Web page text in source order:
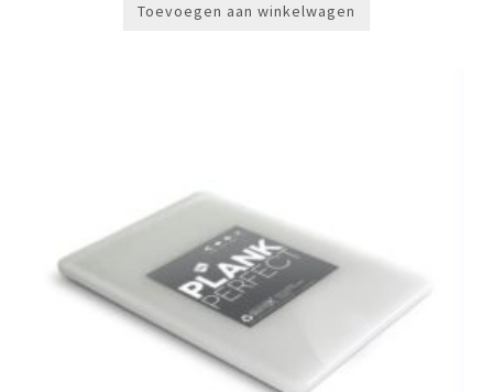
Toevoegen aan winkelwagen